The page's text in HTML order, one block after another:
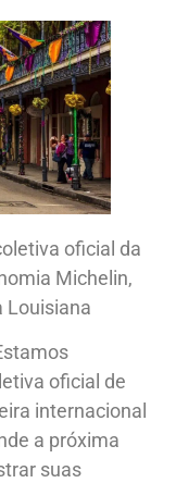
oficial da
Michelin,
Louisiana
oficial de
internacional
a próxima
suas